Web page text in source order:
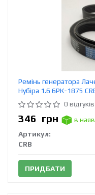
Ремінь генератора
Нубіра 1.6 6РК-1875
0 відгуків
346 грн
в
Артикул:
CRB
ПРИДБАТИ